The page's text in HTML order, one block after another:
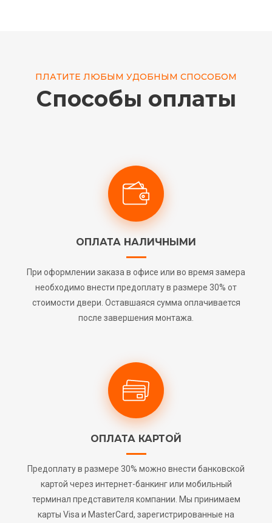
ПЛАТИТЕ ЛЮБЫМ УДОБНЫМ СПОСОБОМ
Способы оплаты
ОПЛАТА НАЛИЧНЫМИ
При оформлении заказа в офисе или во время замера
необходимо внести предоплату в размере 30% от
стоимости двери. Оставшаяся сумма оплачивается
после завершения монтажа.
ОПЛАТА КАРТОЙ
Предоплату в размере 30% можно внести банковской
картой через интернет-банкинг или мобильный
терминал представителя компании. Мы принимаем
карты Visa и MasterCard, зарегистрированные на